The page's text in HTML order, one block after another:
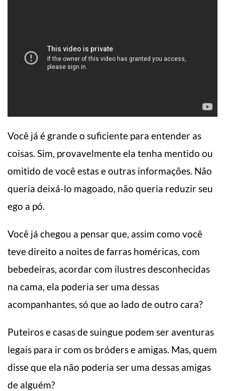
Você já é grande o suficiente para entender as
coisas. Sim, provavelmente ela tenha mentido ou
omitido de você estas e outras informações. Não
queria deixá-lo magoado, não queria reduzir seu
ego a pó.
Você já chegou a pensar que, assim como você
teve direito a noites de farras homéricas, com
bebedeiras, acordar com ilustres desconhecidas
na cama, ela poderia ser uma dessas
acompanhantes, só que ao lado de outro cara?
Puteiros e casas de suingue podem ser aventuras
legais para ir com os bróders e amigas. Mas, quem
disse que ela não poderia ser uma dessas amigas
de alguém?